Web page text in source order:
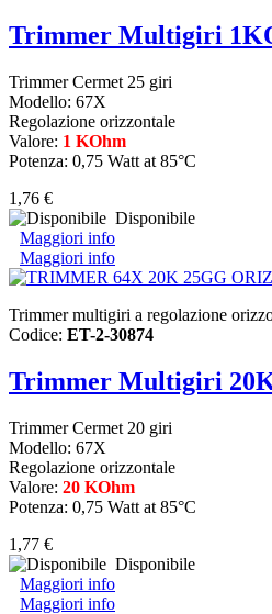
Trimmer Multigiri
Trimmer Cermet 25 giri
Modello: 67X
Regolazione orizzontale
Valore: 1 KOhm
Potenza: 0,75 Watt at 85°C
1,76 €
Disponibile
Maggiori info
Maggiori info
Trimmer multigiri a regolazione
Codice: ET-2-30874
Trimmer Multigiri
Trimmer Cermet 20 giri
Modello: 67X
Regolazione orizzontale
Valore: 20 KOhm
Potenza: 0,75 Watt at 85°C
1,77 €
Disponibile
Maggiori info
Maggiori info